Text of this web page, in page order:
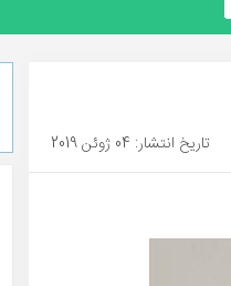
تاریخ انتشار: 04 ژوئن 2019